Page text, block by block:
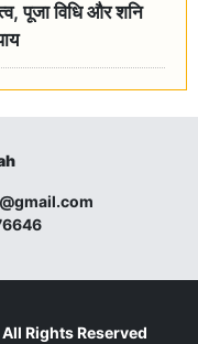
पूजा विधि और शनि
Rights Reserved